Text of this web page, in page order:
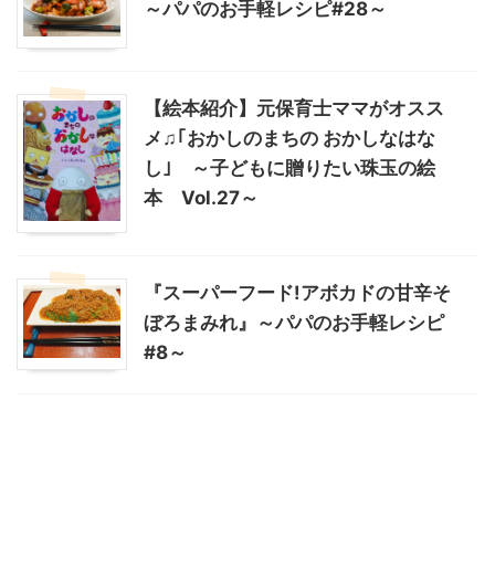
～パパのお手軽レシピ#28～
【絵本紹介】元保育士ママがオスス
メ♫｢おかしのまちの おかしなはな
し｣ ～子どもに贈りたい珠玉の絵
本 Vol.27～
『スーパーフード!アボカドの甘辛そ
ぼろまみれ』～パパのお手軽レシピ
#8～